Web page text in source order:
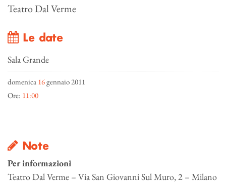
Teatro Dal Verme
Le date
Sala Grande
domenica 16gennaio 2011
Ore: 11:00
Note
Per informazioni
Teatro Dal Verme – Via San Giovanni Sul Muro, 2 – Milano